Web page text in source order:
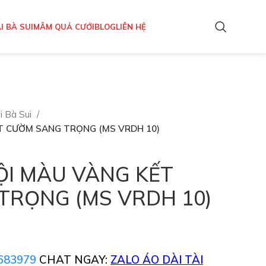
BÀ SUIMÂM QUẢ CƯỚIBLOGLIÊN HỆ
Bà Sui
SANG TRỌNG (MS VRDH 10)
MÀU VÀNG KẾT
(MS VRDH 10)
CHAT NGAY: ZALO ÁO DÀI TÀI